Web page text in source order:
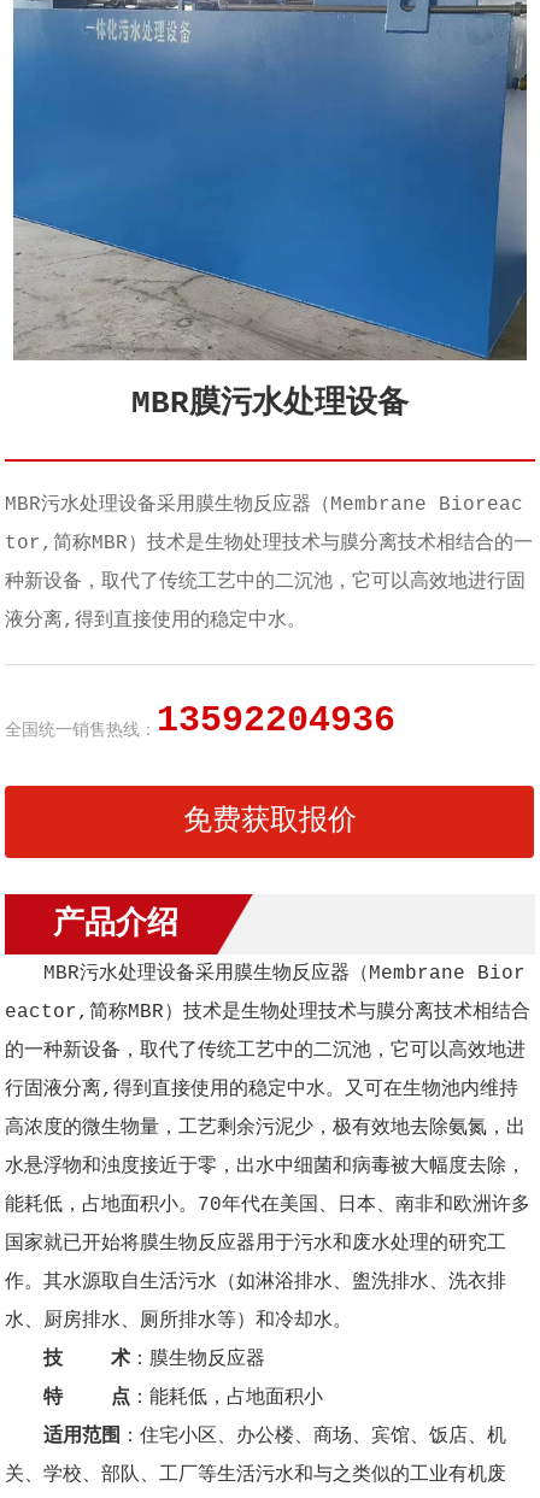
MBR膜污水处理设备
MBR污水处理设备采用膜生物反应器（Membrane Bioreac
tor,简称MBR）技术是生物处理技术与膜分离技术相结合的一
种新设备，取代了传统工艺中的二沉池，它可以高效地进行固
液分离,得到直接使用的稳定中水。
全国统一销售热线： 13592204936
免费获取报价
产品介绍
MBR污水处理设备采用膜生物反应器（Membrane Bior
eactor,简称MBR）技术是生物处理技术与膜分离技术相结合
的一种新设备，取代了传统工艺中的二沉池，它可以高效地进
行固液分离,得到直接使用的稳定中水。又可在生物池内维持
高浓度的微生物量，工艺剩余污泥少，极有效地去除氨氮，出
水悬浮物和浊度接近于零，出水中细菌和病毒被大幅度去除，
能耗低，占地面积小。70年代在美国、日本、南非和欧洲许多
国家就已开始将膜生物反应器用于污水和废水处理的研究工
作。其水源取自生活污水（如淋浴排水、盥洗排水、洗衣排
水、厨房排水、厕所排水等）和冷却水。
技 术 ：膜生物反应器
特 点 ：能耗低，占地面积小
适用范围 ：住宅小区、办公楼、商场、宾馆、饭店、机
关、学校、部队、工厂等生活污水和与之类似的工业有机废